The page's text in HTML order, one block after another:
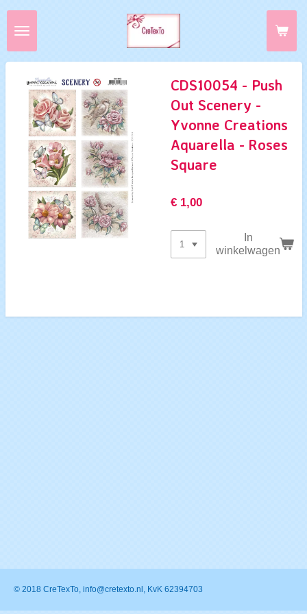
Ga
direct
de
hoofdinhoud
CDS10054 - Push
Out Scenery -
Yvonne Creations
Aquarella - Roses
Square
€ 1,00
In
winkelwagen
© 2018 CreTexTo, info@cretexto.nl, KvK 62394703